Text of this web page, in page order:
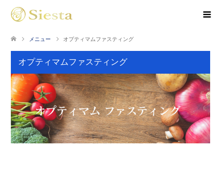
メニュー オプティマムファスティング
オプティマムファスティング